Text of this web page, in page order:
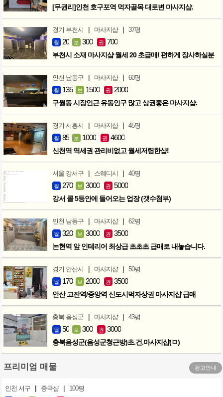
[무권리]인천 호구포역 먹자골목 대로변 마사지샵.
경기 부천시 | 마사지샵 | 37평
월 20 보 300 권 700
부천시 소재 마사지샵 월세 20 초급매! 편하게 장사하실분
인천 남동구 | 마사지샵 | 60평
월 135 보 1500 권 2000
구월동 시장인근 유동인구 많고 상권좋은 마사지샵.
경기 시흥시 | 마사지샵 | 45평
월 85 보 1000 권 4600
신천역 역세권 관리비없고 월세저렴한샵!
서울 강서구 | 스웨디시 | 40평
월 270 보 3000 권 5000
강서 콜 5등안에 들어오는 업장 (갯수첨부)
인천 남동구 | 마사지샵 | 62평
월 320 보 3000 권 3500
논현역 앞 인테리어 최상급 초초초 급매로 내놓습니다.
경기 안산시 | 마사지샵 | 50평
월 170 보 2000 권 3500
안산 고잔역/중앙역 신도시먹자상권 마사지샵 급매
충북 음성군 | 마사지샵 | 43평
월 50 보 300 권 3000
충북음성군(음성군청근방)초.건.마사지샵(ㅁ)
프리미엄 매물 광고안내
인천 서구 | 중국샵 | 100평